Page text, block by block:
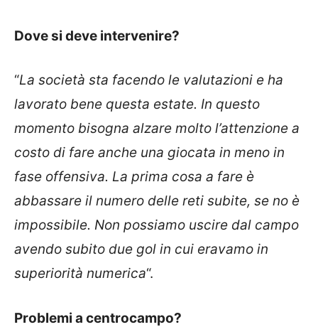
Dove si deve intervenire?
“La società sta facendo le valutazioni e ha
lavorato bene questa estate. In questo
momento bisogna alzare molto l’attenzione a
costo di fare anche una giocata in meno in
fase offensiva. La prima cosa a fare è
abbassare il numero delle reti subite, se no è
impossibile. Non possiamo uscire dal campo
avendo subito due gol in cui eravamo in
superiorità numerica“.
Problemi a centrocampo?